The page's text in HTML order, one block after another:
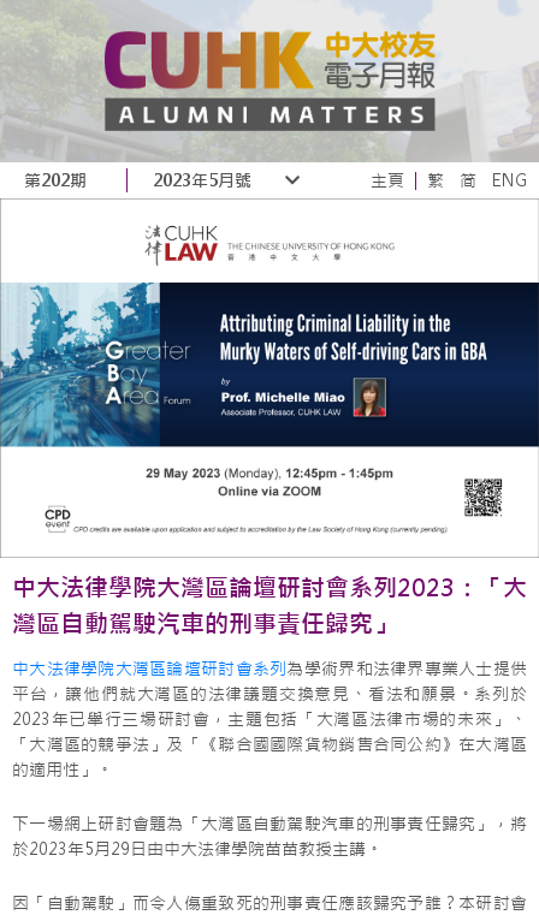
第202期 2023年5月號 主頁 繁 简 ENG
中大法律學院大灣區論壇研討會系列2023：「大
灣區自動駕駛汽車的刑事責任歸究」
中大法律學院大灣區論壇研討會系列為學術界和法律界專業人士提供
平台，讓他們就大灣區的法律議題交換意見、看法和願景。系列於
2023年已舉行三場研討會，主題包括「大灣區法律市場的未來」、
「大灣區的競爭法」及「《聯合國國際貨物銷售合同公約》在大灣區
的適用性」。
下一場網上研討會題為「大灣區自動駕駛汽車的刑事責任歸究」，將
於2023年5月29日由中大法律學院苗苗教授主講。
因「自動駕駛」而令人傷重致死的刑事責任應該歸究予誰？本研討會